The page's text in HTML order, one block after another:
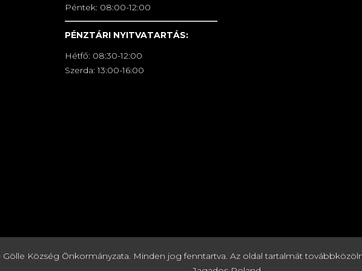
Péntek: 08:00-12:00
PÉNZTÁRI NYITVATARTÁS:
Hétfő: 08:30-12:00
Szerda: 13:00-16:00
Község Önkormányzata. Minden jog fenntartva. Az oldal tartalmát